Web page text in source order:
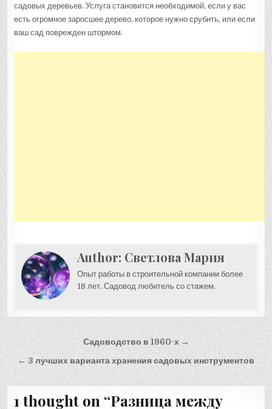
садовых деревьев. Услуга становится необходимой, если у вас
есть огромное заросшее дерево, которое нужно срубить, или если
ваш сад поврежден штормом.
Author: Светлова Мария
Опыт работы в строительной компании более
18 лет. Садовод любитель со стажем.
Навигация
по
записям
Садоводство в 1960-х →
← 3 лучших варианта хранения садовых инструментов
1 thought on “Разница между